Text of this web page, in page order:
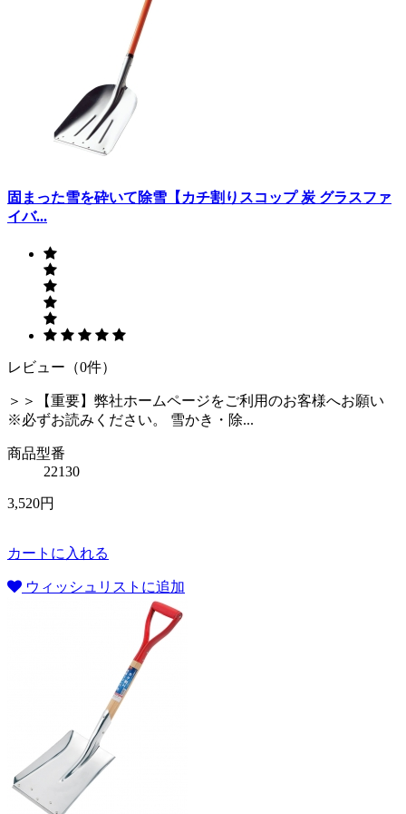
固まった雪を砕いて除雪【カチ割りスコップ 炭 グラスファ
イバ...
レビュー（0件）
＞＞【重要】弊社ホームページをご利用のお客様へお願い
※必ずお読みください。 雪かき・除...
商品型番
22130
3,520円
カートに入れる
ウィッシュリストに追加